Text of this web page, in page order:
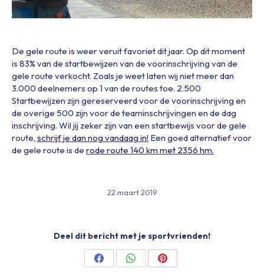
De gele route is weer veruit favoriet dit jaar. Op dit moment
is 83% van de startbewijzen van de voorinschrijving van de
gele route verkocht. Zoals je weet laten wij niet meer dan
3.000 deelnemers op 1 van de routes toe. 2.500
Startbewijzen zijn gereserveerd voor de voorinschrijving en
de overige 500 zijn voor de teaminschrijvingen en de dag
inschrijving. Wil jij zeker zijn van een startbewijs voor de gele
route, schrijf je dan nog vandaag in! Een goed alternatief voor
de gele route is de rode route 140 km met 2356 hm.
22 maart 2019
Deel dit bericht met je sportvrienden!
Share
Share
Share